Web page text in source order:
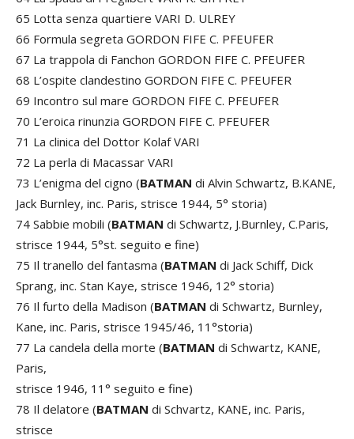
65 Lotta senza quartiere VARI D. ULREY
66 Formula segreta GORDON FIFE C. PFEUFER
67 La trappola di Fanchon GORDON FIFE C. PFEUFER
68 L’ospite clandestino GORDON FIFE C. PFEUFER
69 Incontro sul mare GORDON FIFE C. PFEUFER
70 L’eroica rinunzia GORDON FIFE C. PFEUFER
71 La clinica del Dottor Kolaf VARI
72 La perla di Macassar VARI
73 L’enigma del cigno (BATMAN di Alvin Schwartz, B.KANE,
Jack Burnley, inc. Paris, strisce 1944, 5° storia)
74 Sabbie mobili (BATMAN di Schwartz, J.Burnley, C.Paris,
strisce 1944, 5°st. seguito e fine)
75 Il tranello del fantasma (BATMAN di Jack Schiff, Dick
Sprang, inc. Stan Kaye, strisce 1946, 12° storia)
76 Il furto della Madison (BATMAN di Schwartz, Burnley,
Kane, inc. Paris, strisce 1945/46, 11°storia)
77 La candela della morte (BATMAN di Schwartz, KANE,
Paris,
strisce 1946, 11° seguito e fine)
78 Il delatore (BATMAN di Schvartz, KANE, inc. Paris,
strisce